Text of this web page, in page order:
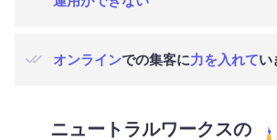
オンラインでの集客に力を入れてい
ニュートラルワークスの